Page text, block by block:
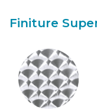
Finiture